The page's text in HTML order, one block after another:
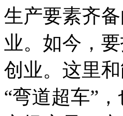
生产要素齐
业。如今，
创业。这里
“弯道超车”